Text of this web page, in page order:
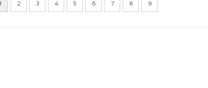
2 3 4 5 6 7 8 9